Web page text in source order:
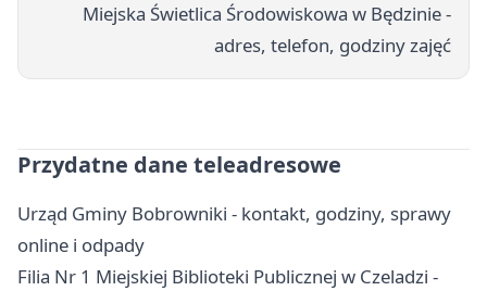
Miejska Świetlica Środowiskowa w Będzinie -
adres, telefon, godziny zajęć
Przydatne dane teleadresowe
Urząd Gminy Bobrowniki - kontakt, godziny, sprawy
online i odpady
Filia Nr 1 Miejskiej Biblioteki Publicznej w Czeladzi -